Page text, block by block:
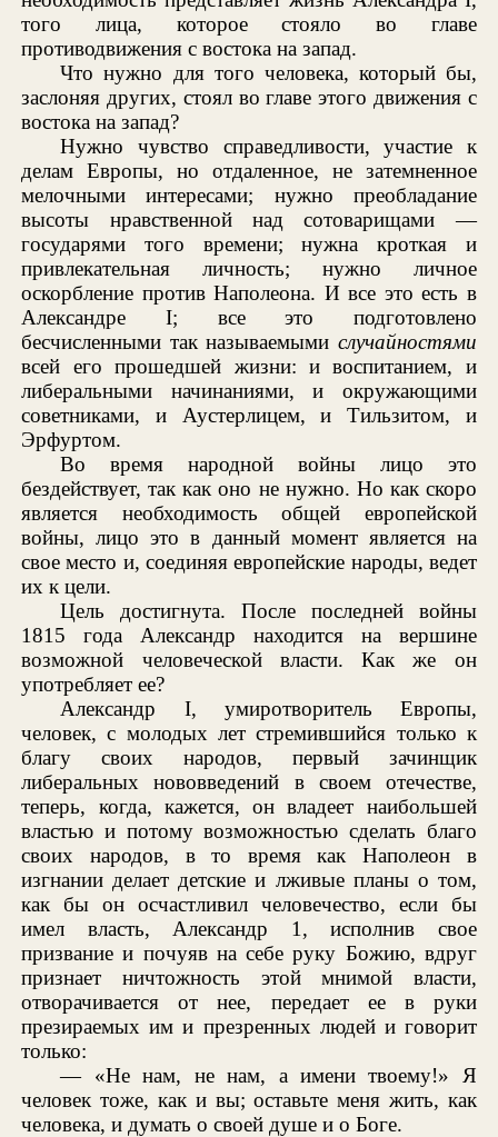
того лица, которое стояло во главе
противодвижения с востока на запад.
Что нужно для того человека, который бы,
заслоняя других, стоял во главе этого движения с
востока на запад?
Нужно чувство справедливости, участие к
делам Европы, но отдаленное, не затемненное
мелочными интересами; нужно преобладание
высоты нравственной над сотоварищами —
государями того времени; нужна кроткая и
привлекательная личность; нужно личное
оскорбление против Наполеона. И все это есть в
Александре I; все это подготовлено
бесчисленными так называемыми случайностями
всей его прошедшей жизни: и воспитанием, и
либеральными начинаниями, и окружающими
советниками, и Аустерлицем, и Тильзитом, и
Эрфуртом.
Во время народной войны лицо это
бездействует, так как оно не нужно. Но как скоро
является необходимость общей европейской
войны, лицо это в данный момент является на
свое место и, соединяя европейские народы, ведет
их к цели.
Цель достигнута. После последней войны
1815 года Александр находится на вершине
возможной человеческой власти. Как же он
употребляет ее?
Александр I, умиротворитель Европы,
человек, с молодых лет стремившийся только к
благу своих народов, первый зачинщик
либеральных нововведений в своем отечестве,
теперь, когда, кажется, он владеет наибольшей
властью и потому возможностью сделать благо
своих народов, в то время как Наполеон в
изгнании делает детские и лживые планы о том,
как бы он осчастливил человечество, если бы
имел власть, Александр 1, исполнив свое
призвание и почуяв на себе руку Божию, вдруг
признает ничтожность этой мнимой власти,
отворачивается от нее, передает ее в руки
презираемых им и презренных людей и говорит
только:
— «Не нам, не нам, а имени твоему!» Я
человек тоже, как и вы; оставьте меня жить, как
человека, и думать о своей душе и о Боге.